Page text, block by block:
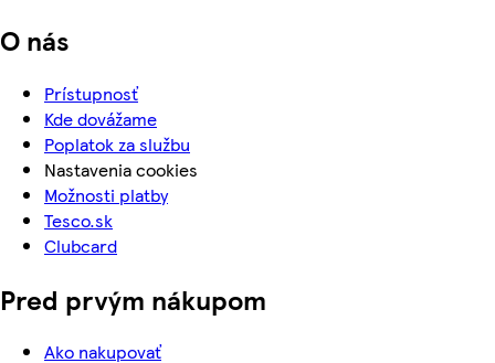
O nás
Prístupnosť
Kde dovážame
Poplatok za službu
Nastavenia cookies
Možnosti platby
Tesco.sk
Clubcard
Pred prvým nákupom
Ako nakupovať